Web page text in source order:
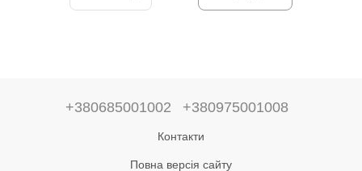
+380685001002 +380975001008
Контакти
Повна версія сайту